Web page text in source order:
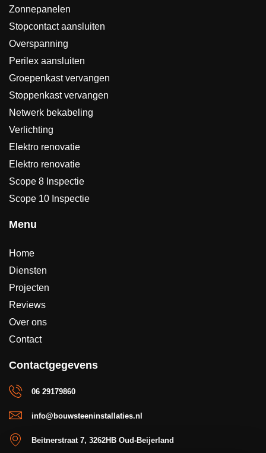
Zonnepanelen
Stopcontact aansluiten
Overspanning
Perilex aansluiten
Groepenkast vervangen
Stoppenkast vervangen
Netwerk bekabeling
Verlichting
Elektro renovatie
Elektro renovatie
Scope 8 Inspectie
Scope 10 Inspectie
Menu
Home
Diensten
Projecten
Reviews
Over ons
Contact
Contactgegevens
06 29179860
info@bouwsteeninstallaties.nl
Beitnerstraat 7, 3262HB Oud-Beijerland